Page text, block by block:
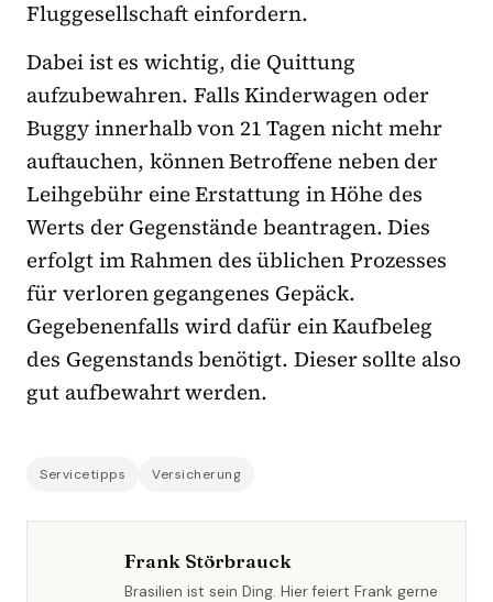
Fluggesellschaft einfordern.
Dabei ist es wichtig, die Quittung
aufzubewahren. Falls Kinderwagen oder
Buggy innerhalb von 21 Tagen nicht mehr
auftauchen, können Betroffene neben der
Leihgebühr eine Erstattung in Höhe des
Werts der Gegenstände beantragen. Dies
erfolgt im Rahmen des üblichen Prozesses
für verloren gegangenes Gepäck.
Gegebenenfalls wird dafür ein Kaufbeleg
des Gegenstands benötigt. Dieser sollte also
gut aufbewahrt werden.
Servicetipps Versicherung
Frank Störbrauck
Brasilien ist sein Ding. Hier feiert Frank gerne